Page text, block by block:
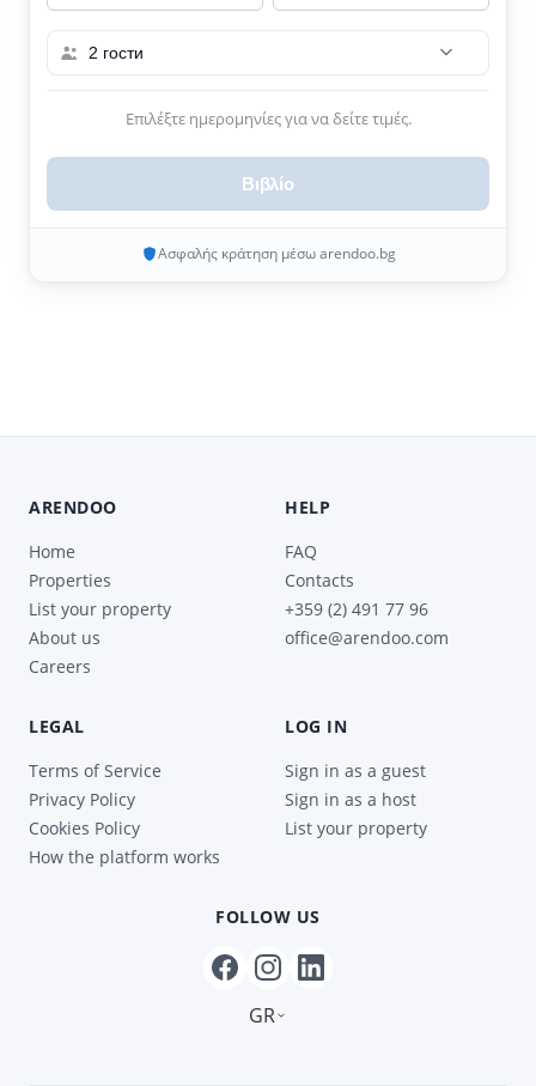
2 гости
Επιλέξτε ημερομηνίες για να δείτε τιμές.
Βιβλίο
Ασφαλής κράτηση μέσω arendoo.bg
ARENDOO
Home
Properties
List your property
About us
Careers
HELP
FAQ
Contacts
+359 (2) 491 77 96
office@arendoo.com
LEGAL
Terms of Service
Privacy Policy
Cookies Policy
How the platform works
LOG IN
Sign in as a guest
Sign in as a host
List your property
FOLLOW US
GR